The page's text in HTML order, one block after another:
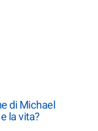
di Michael
la vita?